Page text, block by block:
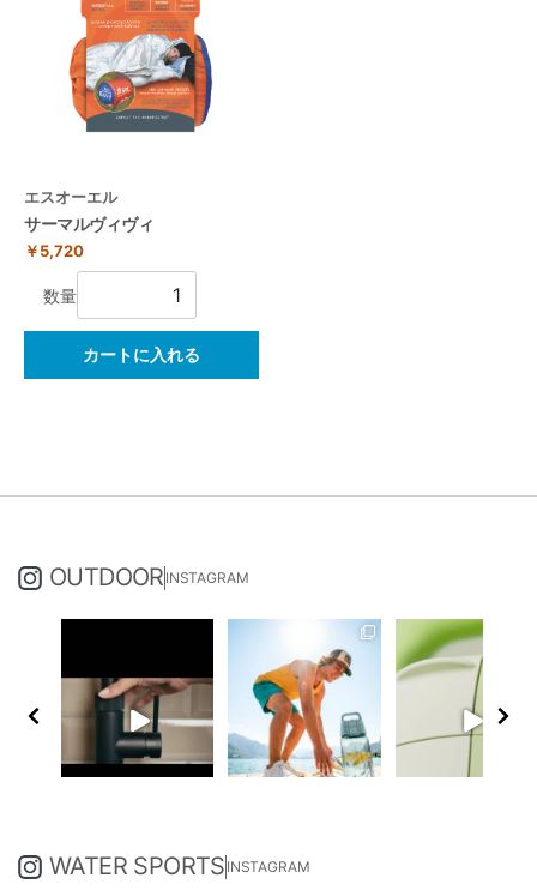
エスオーエル
サーマルヴィヴィ
￥5,720
数量
カートに入れる
OUTDOOR INSTAGRAM
WATER SPORTS INSTAGRAM